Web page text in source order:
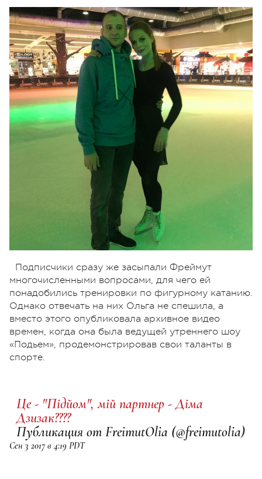
Подписчики сразу же засыпали Фреймут
многочисленными вопросами, для чего ей
понадобились тренировки по фигурному катанию.
Однако отвечать на них Ольга не спешила, а
вместо этого опубликовала архивное видео
времен, когда она была ведущей утреннего шоу
«Подьем», продемонстрировав свои таланты в
спорте.
Це - "Підйом", мій партнер - Діма
Дзизак????
Публикация от FreimutOlia (@freimutolia)
Сен 3 2017 в 4:19 PDT